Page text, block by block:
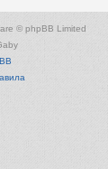
© phpBB Limited